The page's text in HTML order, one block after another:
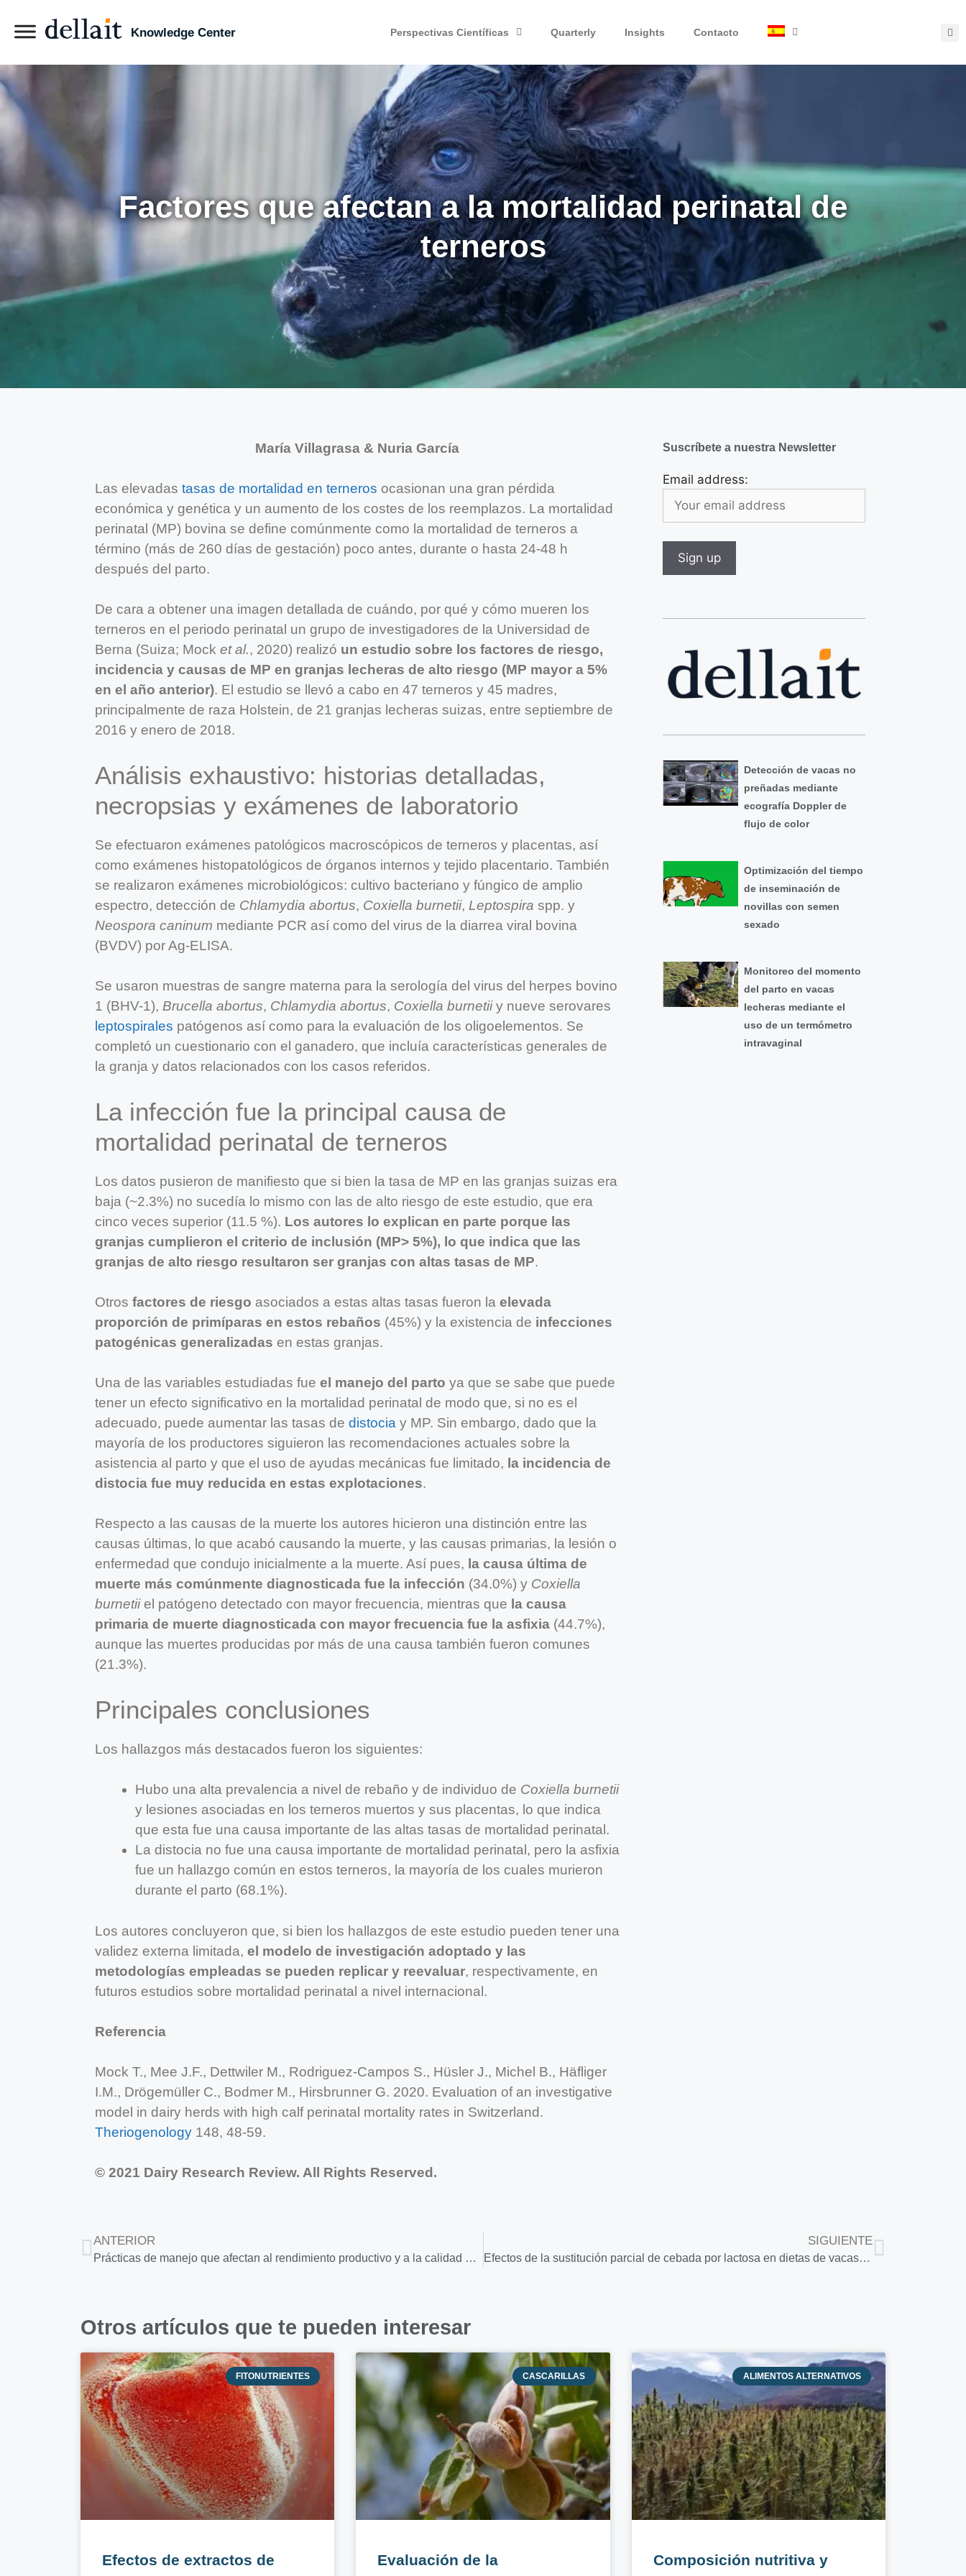
Knowledge Center Perspectivas Científicas Quarterly Insights Contacto
Factores que afectan a la mortalidad perinatal de
terneros
María Villagrasa & Nuria García
Las elevadas tasas de mortalidad en terneros ocasionan una gran pérdida
económica y genética y un aumento de los costes de los reemplazos. La mortalidad
perinatal (MP) bovina se define comúnmente como la mortalidad de terneros a
término (más de 260 días de gestación) poco antes, durante o hasta 24-48 h
después del parto.
De cara a obtener una imagen detallada de cuándo, por qué y cómo mueren los
terneros en el periodo perinatal un grupo de investigadores de la Universidad de
Berna (Suiza; Mock et al., 2020) realizó un estudio sobre los factores de riesgo,
incidencia y causas de MP en granjas lecheras de alto riesgo (MP mayor a 5%
en el año anterior). El estudio se llevó a cabo en 47 terneros y 45 madres,
principalmente de raza Holstein, de 21 granjas lecheras suizas, entre septiembre de
2016 y enero de 2018.
Análisis exhaustivo: historias detalladas,
necropsias y exámenes de laboratorio
Se efectuaron exámenes patológicos macroscópicos de terneros y placentas, así
como exámenes histopatológicos de órganos internos y tejido placentario. También
se realizaron exámenes microbiológicos: cultivo bacteriano y fúngico de amplio
espectro, detección de Chlamydia abortus, Coxiella burnetii, Leptospira spp. y
Neospora caninum mediante PCR así como del virus de la diarrea viral bovina
(BVDV) por Ag-ELISA.
Se usaron muestras de sangre materna para la serología del virus del herpes bovino
1 (BHV-1), Brucella abortus, Chlamydia abortus, Coxiella burnetiiy nueve serovares
leptospirales patógenos así como para la evaluación de los oligoelementos. Se
completó un cuestionario con el ganadero, que incluía características generales de
la granja y datos relacionados con los casos referidos.
La infección fue la principal causa de
mortalidad perinatal de terneros
Los datos pusieron de manifiesto que si bien la tasa de MP en las granjas suizas era
baja (~2.3%) no sucedía lo mismo con las de alto riesgo de este estudio, que era
cinco veces superior (11.5 %). Los autores lo explican en parte porque las
granjas cumplieron el criterio de inclusión (MP> 5%), lo que indica que las
granjas de alto riesgo resultaron ser granjas con altas tasas de MP.
Otros factores de riesgo asociados a estas altas tasas fueron la elevada
proporción de primíparas en estos rebaños (45%) y la existencia de infecciones
patogénicas generalizadas en estas granjas.
Una de las variables estudiadas fue el manejo del parto ya que se sabe que puede
tener un efecto significativo en la mortalidad perinatal de modo que, si no es el
adecuado, puede aumentar las tasas de distocia y MP. Sin embargo, dado que la
mayoría de los productores siguieron las recomendaciones actuales sobre la
asistencia al parto y que el uso de ayudas mecánicas fue limitado, la incidencia de
distocia fue muy reducida en estas explotaciones.
Respecto a las causas de la muerte los autores hicieron una distinción entre las
causas últimas, lo que acabó causando la muerte, y las causas primarias, la lesión o
enfermedad que condujo inicialmente a la muerte. Así pues, la causa última de
muerte más comúnmente diagnosticada fue la infección (34.0%) y Coxiella
burnetiiel patógeno detectado con mayor frecuencia, mientras que la causa
primaria de muerte diagnosticada con mayor frecuencia fue la asfixia (44.7%),
aunque las muertes producidas por más de una causa también fueron comunes
(21.3%).
Principales conclusiones
Los hallazgos más destacados fueron los siguientes:
Hubo una alta prevalencia a nivel de rebaño y de individuo de Coxiella burnetii
y lesiones asociadas en los terneros muertos y sus placentas, lo que indica
que esta fue una causa importante de las altas tasas de mortalidad perinatal.
La distocia no fue una causa importante de mortalidad perinatal, pero la asfixia
fue un hallazgo común en estos terneros, la mayoría de los cuales murieron
durante el parto (68.1%).
Los autores concluyeron que, si bien los hallazgos de este estudio pueden tener una
validez externa limitada, el modelo de investigación adoptado y las
metodologías empleadas se pueden replicar y reevaluar, respectivamente, en
futuros estudios sobre mortalidad perinatal a nivel internacional.
Referencia
Mock T., Mee J.F., Dettwiler M., Rodriguez-Campos S., Hüsler J., Michel B., Häfliger
I.M., Drögemüller C., Bodmer M., Hirsbrunner G. 2020. Evaluation of an investigative
model in dairy herds with high calf perinatal mortality rates in Switzerland.
Theriogenology 148, 48-59.
© 2021 Dairy Research Review. All Rights Reserved.
Suscríbete a nuestra Newsletter
Email address:
Detección de vacas no
preñadas mediante
ecografía Doppler de
flujo de color
Optimización del tiempo
de inseminación de
novillas con semen
sexado
Monitoreo del momento
del parto en vacas
lecheras mediante el
uso de un termómetro
intravaginal
ANTERIOR
Prácticas de manejo que afectan al rendimiento productivo y a la calidad del maíz forrajero
SIGUIENTE
Efectos de la sustitución parcial de cebada por lactosa en dietas de vacas lecheras
Otros artículos que te pueden interesar
FITONUTRIENTES
Efectos de extractos de
CASCARILLAS
Evaluación de la
ALIMENTOS ALTERNATIVOS
Composición nutritiva y